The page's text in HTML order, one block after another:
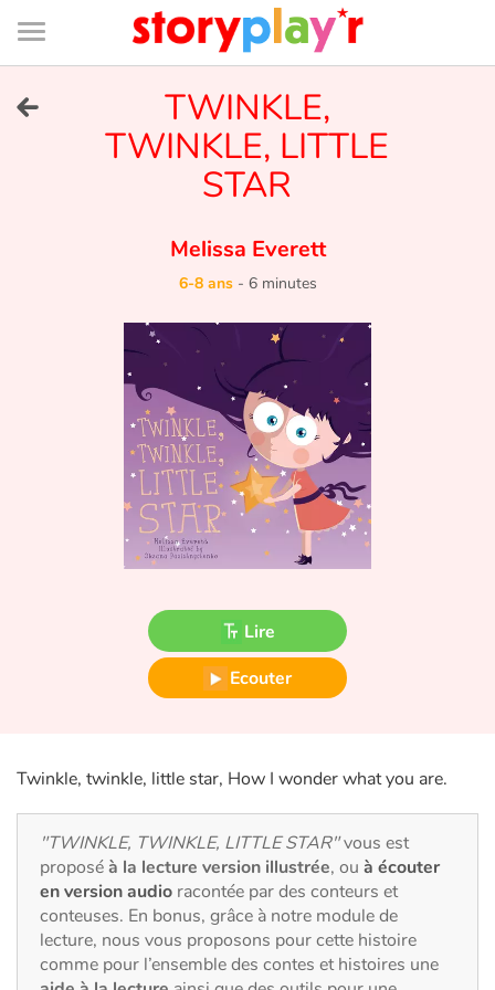
Connexion
Bibliothèque
de
page
Je me connecte
Contes d'ici et d'ailleurs
Fable, mythe, littérature et poésie
Princesses et princes, rois, reines et dragons
Ogres, monstres et sorcières
Héroïnes et héros
Les animaux
Voyage, épopée, enquête, aventure
Autour du monde
Apprentissage
TWINKLE,
TWINKLE, LITTLE
STAR
Melissa Everett
6-8 ans- 6 minutes
Lire
Ecouter
Twinkle, twinkle, little star, How I wonder what you are.
"TWINKLE, TWINKLE, LITTLE STAR"vous est
proposéà la lecture version illustrée, ou à écouter
en version audio racontée par des conteurs et
conteuses. En bonus, grâce à notre module de
lecture, nous vous proposons pour cette histoire
comme pour l’ensemble des contes et histoires une